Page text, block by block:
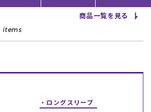
店舗一覧
TOP
商品一覧を見る
items
ロングスリーブ